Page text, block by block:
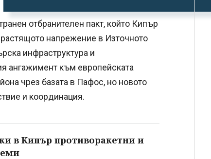
отбранителен пакт, който Кипър
напрежение в Източното
инфраструктура и
ангажимент към европейската
чрез базата в Пафос, но новото
и координация.
в Кипър противоракетни и